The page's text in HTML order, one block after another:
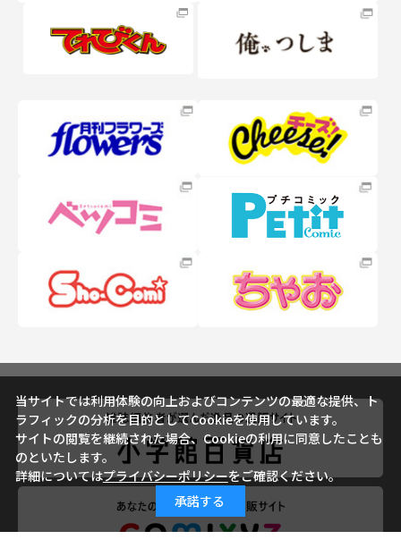
当サイトでは利用体験の向上およびコンテンツの最適な提供、ト
ラフィックの分析を目的としてCookieを使用しています。
サイトの閲覧を継続された場合、Cookieの利用に同意したことも
のといたします。
詳細についてはプライバシーポリシーをご確認ください。
承諾する